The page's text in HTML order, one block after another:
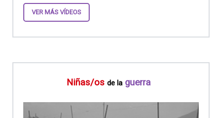
VER MÁS VÍDEOS
Niñas/os de la guerra